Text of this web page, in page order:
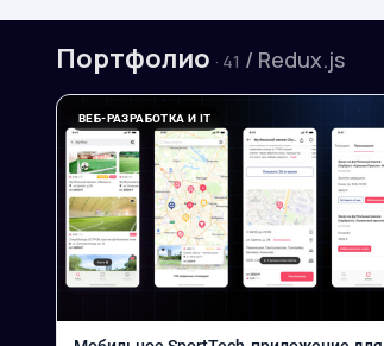
Портфолио · 41 / Redux.js
ВЕБ-РАЗРАБОТКА И IT